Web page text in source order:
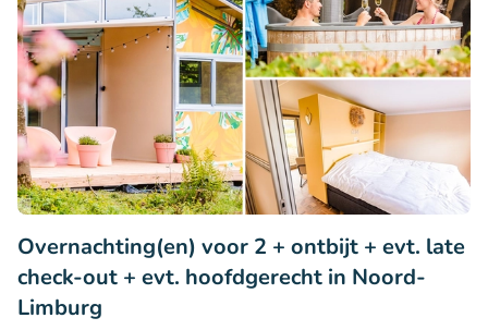
Overnachting(en) voor 2 + ontbijt + evt. late
check-out + evt. hoofdgerecht in Noord-
Limburg